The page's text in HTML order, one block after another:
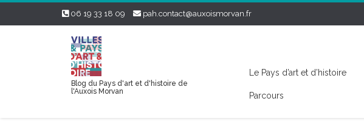
06 19 33 18 09 pah.contact@auxoismorvan.fr
Blog du Pays d'art et d'histoire de
l'Auxois Morvan
Le Pays d’art et d’histoire
Parcours